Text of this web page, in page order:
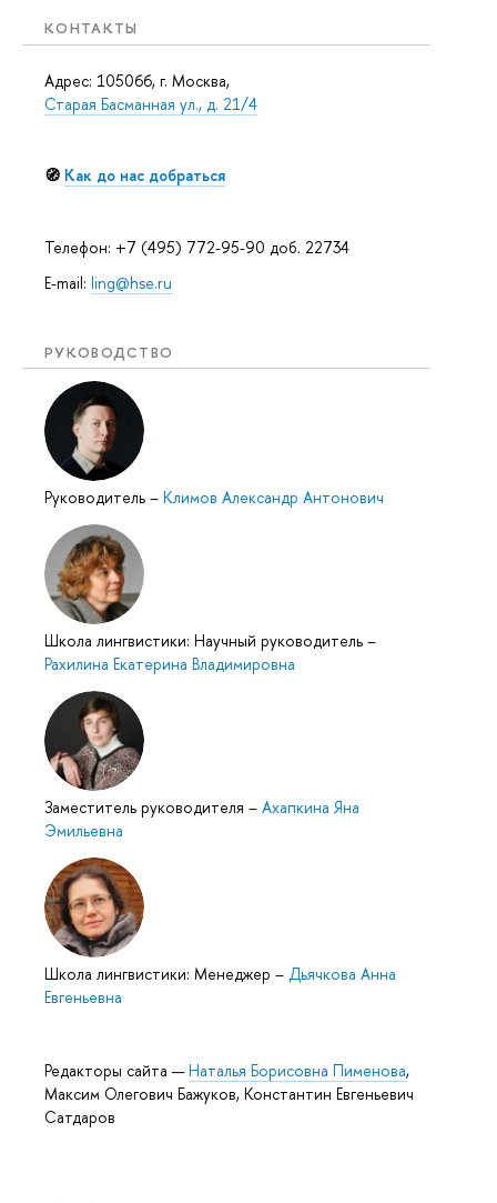
КОНТАКТЫ
Адрес: 105066, г. Москва,
Старая Басманная ул., д. 21/4
🧭 Как до нас добраться
Телефон: +7 (495) 772-95-90 доб. 22734
E-mail: ling@hse.ru
РУКОВОДСТВО
Руководитель – Климов Александр Антонович
Школа лингвистики: Научный руководитель –
Рахилина Екатерина Владимировна
Заместитель руководителя – Ахапкина Яна
Эмильевна
Школа лингвистики: Менеджер – Дьячкова Анна
Евгеньевна
Редакторы сайта —Наталья Борисовна Пименова,
Максим Олегович Бажуков, Константин Евгеньевич
Сатдаров